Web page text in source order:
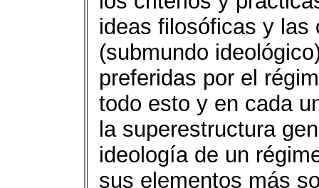
ideas filosóficas y las
(submundo
preferidas por el
todo esto y en cada
la superestructura
ideología de un
sus elementos más